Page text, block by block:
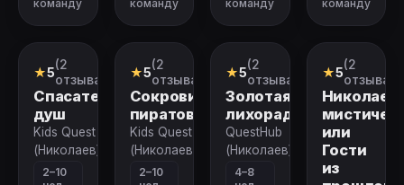
команду
команду
команду
команду
Квест-
анимация
★5(2
отзыва)
Спасатели
душ
Kids Quest
(Николаев)
2–10
Квест-
анимация
★5(2
отзыва)
Сокровище
пиратов
Kids Quest
(Николаев)
2–10
Квест-
анимация
★5(2
отзыва)
Золотая
лихорадка
QuestHub
(Николаев)
4–8
Городской
квест
★5(2
отзыва)
Николаев
или
Гости
из